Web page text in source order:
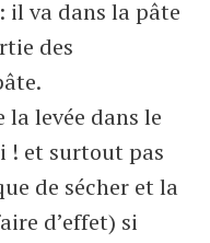
il va dans la pâte
des
la levée dans le
! et surtout pas
de sécher et la
d’effet) si